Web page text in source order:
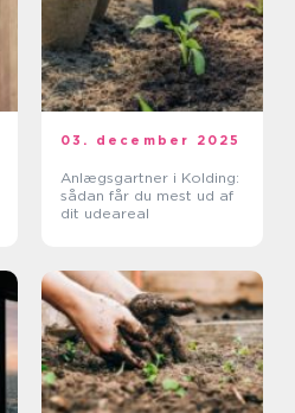
03. december 2025
Anlægsgartner i Kolding:
sådan får du mest ud af
dit udeareal